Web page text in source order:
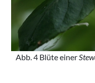
Abb. 4 Blüte einer